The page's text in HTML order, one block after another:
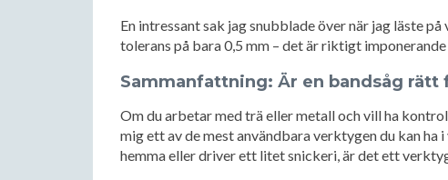
En intressant sak jag snubblade över när jag läste
tolerans på bara 0,5 mm – det är riktigt
Sammanfattning: Är en bandsåg rätt
Om du arbetar med trä eller metall och vill ha
mig ett av de mest användbara verktygen du kan
hemma eller driver ett litet snickeri, är det ett